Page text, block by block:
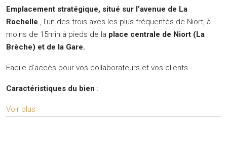
Emplacement stratégique, situé sur l’avenue de La
Rochelle , l’un des trois axes les plus fréquentés de Niort, à
moins de 15min à pieds de la place centrale de Niort (La
Brèche) et de la Gare.
Facile d’accès pour vos collaborateurs et vos clients.
Caractéristiques du bien :
Voir plus